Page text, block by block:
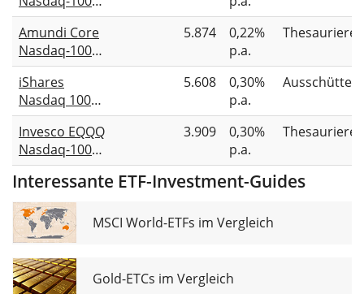
UCITS ETF
Amundi Core
Nasdaq-100
Swap UCITS
ETF Acc
5.874
0,22%
p.a.
iShares
Nasdaq 100
UCITS ETF (DE)
5.608
0,30%
p.a.
Invesco EQQQ
Nasdaq-100
UCITS ETF Acc
3.909
0,30%
p.a.
Interessante ETF-Investment-Guides
MSCI World-ETFs im Vergleich
Gold-ETCs im Vergleich